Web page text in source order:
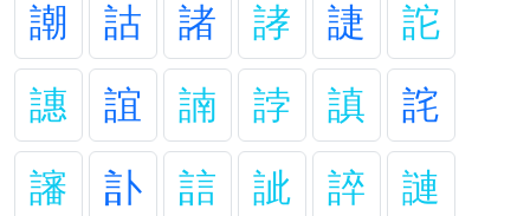
謿
詁 諸 誟 誱
詑
譓
誼 諵 誖 謓
詫
讅
訃 誩 訿 誶
謰